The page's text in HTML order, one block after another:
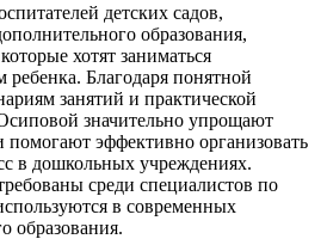
детских садов,
образования,
хотят заниматься
ребенка. Благодаря понятной
занятий и практической
значительно упрощают
помогают эффективно организовать
в дошкольных учреждениях.
среди специалистов по
в современных
образования.